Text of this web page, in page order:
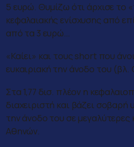
5 ευρώ. Θυμίζω ότι άρχισε το
κεφαλαιακής ενίσχυσης από
από τα 3 ευρώ…
«Καίει» και τους short που
ευκαιριακή την άνοδο του (βλ.
Στα 1,77 δισ. πλέον η
διαχειριστή και βάζει
την άνοδο του σε μεγαλύτερες
Αθηνών.